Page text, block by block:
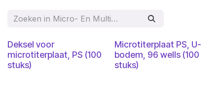
Deksel voor
microtiterplaat, PS (100
stuks)
Microtiterplaat PS, U-
bodem, 96 wells (100
stuks)